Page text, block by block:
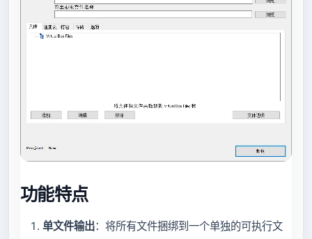
功能特点
单文件输出：将所有文件捆绑到一个单独的可执行文